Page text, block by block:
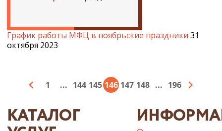
График работы МФЦ в ноябрьские праздники 31
октября 2023
1 ... 144 145 146 147 148 ... 196
КАТАЛОГ